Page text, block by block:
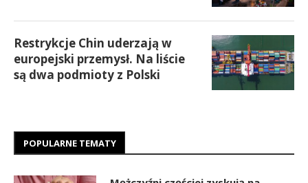
Restrykcje Chin uderzają w
europejski przemysł. Na liście
są dwa podmioty z Polski
POPULARNE TEMATY